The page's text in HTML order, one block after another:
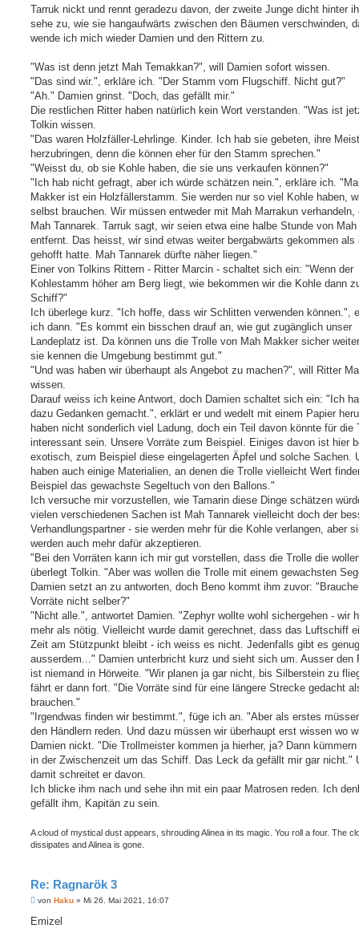
Tarruk nickt und rennt geradezu davon, der zweite Junge dicht hinter
sehe zu, wie sie hangaufwärts zwischen den Bäumen verschwinden,
wende ich mich wieder Damien und den Rittern zu.
"Was ist denn jetzt Mah Temakkan?", will Damien sofort wissen.
"Das sind wir.", erkläre ich. "Der Stamm vom Flugschiff. Nicht gut?"
"Ah." Damien grinst. "Doch, das gefällt mir."
Die restlichen Ritter haben natürlich kein Wort verstanden. "Was ist
Tolkin wissen.
"Das waren Holzfäller-Lehrlinge. Kinder. Ich hab sie gebeten, ihre
herzubringen, denn die können eher für den Stamm sprechen."
"Weisst du, ob sie Kohle haben, die sie uns verkaufen können?"
"Ich hab nicht gefragt, aber ich würde schätzen nein.", erkläre ich.
Makker ist ein Holzfällerstamm. Sie werden nur so viel Kohle haben,
selbst brauchen. Wir müssen entweder mit Mah Marrakun verhandeln,
Mah Tannarek. Tarruk sagt, wir seien etwa eine halbe Stunde von
entfernt. Das heisst, wir sind etwas weiter bergabwärts gekommen als
gehofft hatte. Mah Tannarek dürfte näher liegen."
Einer von Tolkins Rittern - Ritter Marcin - schaltet sich ein: "Wenn der
Kohlestamm höher am Berg liegt, wie bekommen wir die Kohle dann
Schiff?"
Ich überlege kurz. "Ich hoffe, dass wir Schlitten verwenden können.",
ich dann. "Es kommt ein bisschen drauf an, wie gut zugänglich unser
Landeplatz ist. Da können uns die Trolle von Mah Makker sicher
sie kennen die Umgebung bestimmt gut."
"Und was haben wir überhaupt als Angebot zu machen?", will Ritter
wissen.
Darauf weiss ich keine Antwort, doch Damien schaltet sich ein: "Ich
dazu Gedanken gemacht.", erklärt er und wedelt mit einem Papier
haben nicht sonderlich viel Ladung, doch ein Teil davon könnte für die
interessant sein. Unsere Vorräte zum Beispiel. Einiges davon ist hier
exotisch, zum Beispiel diese eingelagerten Äpfel und solche Sachen.
haben auch einige Materialien, an denen die Trolle vielleicht Wert
Beispiel das gewachste Segeltuch von den Ballons."
Ich versuche mir vorzustellen, wie Tamarin diese Dinge schätzen
vielen verschiedenen Sachen ist Mah Tannarek vielleicht doch der
Verhandlungspartner - sie werden mehr für die Kohle verlangen, aber
werden auch mehr dafür akzeptieren.
"Bei den Vorräten kann ich mir gut vorstellen, dass die Trolle die
überlegt Tolkin. "Aber was wollen die Trolle mit einem gewachsten
Damien setzt an zu antworten, doch Beno kommt ihm zuvor:
Vorräte nicht selber?"
"Nicht alle.", antwortet Damien. "Zephyr wollte wohl sichergehen - wir
mehr als nötig. Vielleicht wurde damit gerechnet, dass das Luftschiff
Zeit am Stützpunkt bleibt - ich weiss es nicht. Jedenfalls gibt es
ausserdem..." Damien unterbricht kurz und sieht sich um. Ausser den
ist niemand in Hörweite. "Wir planen ja gar nicht, bis Silberstein zu
fährt er dann fort. "Die Vorräte sind für eine längere Strecke gedacht
brauchen."
"Irgendwas finden wir bestimmt.", füge ich an. "Aber als erstes
den Händlern reden. Und dazu müssen wir überhaupt erst wissen wo
Damien nickt. "Die Trollmeister kommen ja hierher, ja? Dann
in der Zwischenzeit um das Schiff. Das Leck da gefällt mir gar nicht."
damit schreitet er davon.
Ich blicke ihm nach und sehe ihn mit ein paar Matrosen reden. Ich
gefällt ihm, Kapitän zu sein.
A cloud of mystical dust appears, shrouding Alinea in its magic. You roll a four. The
dissipates and Alinea is gone.
Re: Ragnarök 3
B
i
von Haku » Mi 26. Mai 2021, 16:07
Emizel